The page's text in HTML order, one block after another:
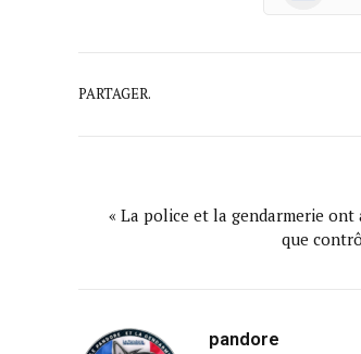
PARTAGER.
« La police et la gendarmerie ont
que
pandore